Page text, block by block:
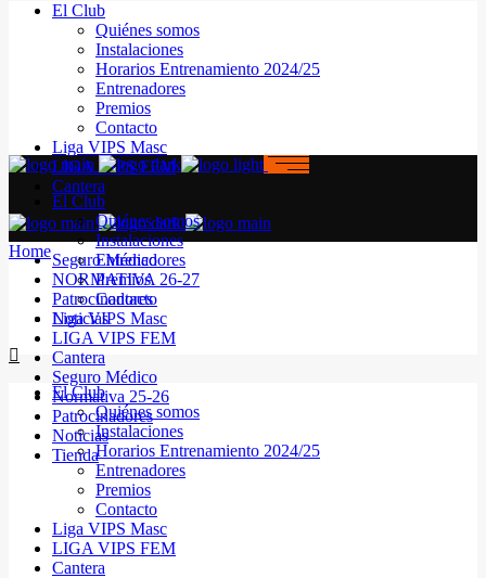
El Club
Quiénes somos
Instalaciones
Horarios Entrenamiento 2024/25
Entrenadores
Premios
Contacto
Liga VIPS Masc
LIGA VIPS FEM
Cantera
Seguro Médico
NORMATIVA 26-27
Patrocinadores
Noticias
El Club
Quiénes somos
Instalaciones
Horarios Entrenamiento 2024/25
Entrenadores
Premios
Contacto
Liga VIPS Masc
LIGA VIPS FEM
Cantera
El Club
Quiénes somos
Instalaciones
Entrenadores
Premios
Contacto
Liga VIPS Masc
LIGA VIPS FEM
Cantera
Seguro Médico
Normativa 25-26
Patrocinadores
Noticias
Tienda
Home